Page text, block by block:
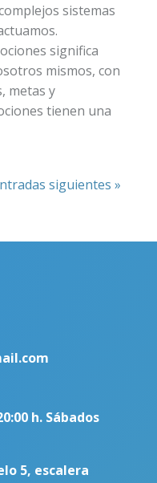
sistemas
significa
mismos, con
metas y
tienen una
siguientes »
h. Sábados
5, escalera